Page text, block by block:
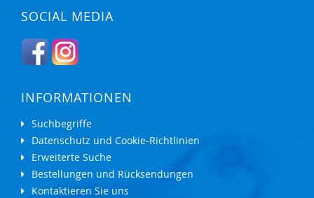
SOCIAL MEDIA
INFORMATIONEN
Suchbegriffe
Datenschutz und Cookie-Richtlinien
Erweiterte Suche
Bestellungen und Rücksendungen
Kontaktieren Sie uns